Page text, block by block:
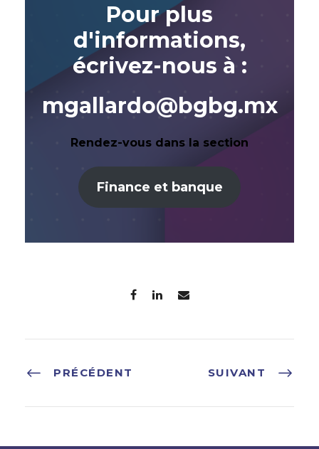
Pour plus
d'informations,
écrivez-nous à :
mgallardo@bgbg.mx
Rendez-vous dans la section
Finance et banque
PRÉCÉDENT SUIVANT